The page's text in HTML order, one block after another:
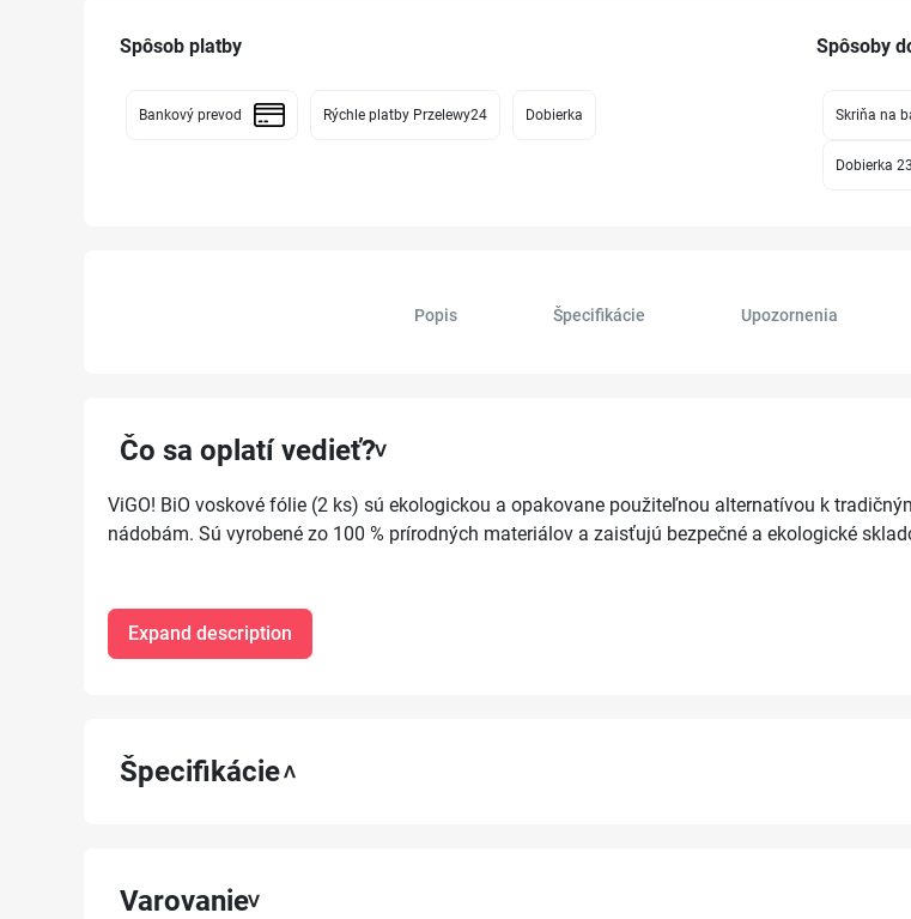
Spôsob platby
Bankový prevod Rýchle platby Przelewy24 Dobierka
Spôsoby
Skriňa na
Dobierka
Popis Špecifikácie Upozornenia
Čo sa oplatí vedieť?
ViGO! BiO voskové fólie (2 ks) sú ekologickou a opakovane použiteľnou alternatívou k
nádobám. Sú vyrobené zo 100 % prírodných materiálov a zaisťujú bezpečné a ekologické
Expand description
Špecifikácie
Varovanie